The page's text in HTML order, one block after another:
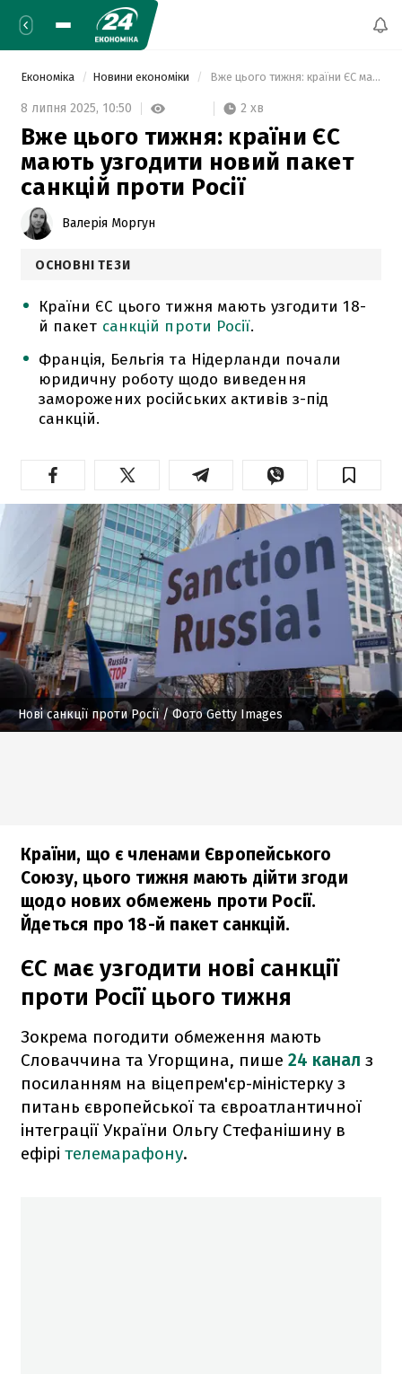
Економіка Новини економіки Вже цього тижня: країни ЄС мають узгодити новий пакет санкцій проти Росії
8 липня 2025, 10:50 2 хв
Вже цього тижня: країни ЄС
мають узгодити новий пакет
санкцій проти Росії
Валерія Моргун
ОСНОВНІ ТЕЗИ
Країни ЄС цього тижня мають узгодити 18-
й пакет санкцій проти Росії.
Франція, Бельгія та Нідерланди почали
юридичну роботу щодо виведення
заморожених російських активів з-під
санкцій.
Нові санкції проти Росії/ Фото Getty Images
Країни, що є членами Європейського
Союзу, цього тижня мають дійти згоди
щодо нових обмежень проти Росії.
Йдеться про 18-й пакет санкцій.
ЄС має узгодити нові санкції
проти Росії цього тижня
Зокрема погодити обмеження мають
Словаччина та Угорщина, пише 24 канал з
посиланням на віцепрем'єр-міністерку з
питань європейської та євроатлантичної
інтеграції України Ольгу Стефанішину в
ефірі телемарафону.